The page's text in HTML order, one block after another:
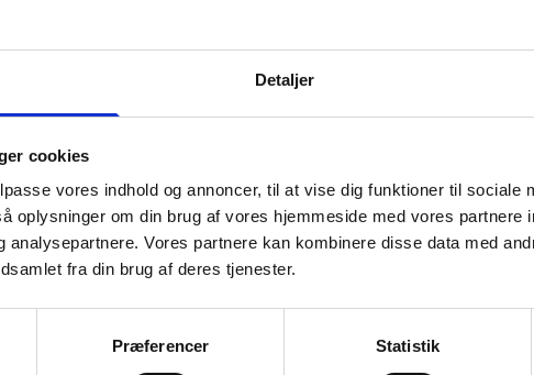
Detaljer
cookies
vores indhold og annoncer, til at vise dig funktioner til sociale
oplysninger om din brug af vores hjemmeside med vores partnere
analysepartnere. Vores partnere kan kombinere disse data med
fra din brug af deres tjenester.
Præferencer Statistik
One - leje af mobil
Care
Insure forsikring
el-abonnement
betalingsløsning
Sælg os din enhed
Sådan sælger du